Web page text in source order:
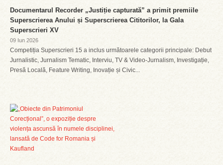
Documentarul Recorder „Justiție capturată” a primit premiile
Superscrierea Anului și Superscrierea Cititorilor, la Gala
Superscrieri XV
09 Iun 2026
Competiția Superscrieri 15 a inclus următoarele categorii principale: Debut
Jurnalistic, Jurnalism Tematic, Interviu, TV & Video-Jurnalism, Investigație,
Presă Locală, Feature Writing, Inovație și Civic...